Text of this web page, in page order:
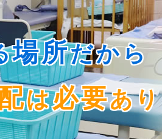
場所だから
は必要あ